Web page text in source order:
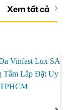
Xem tất cả